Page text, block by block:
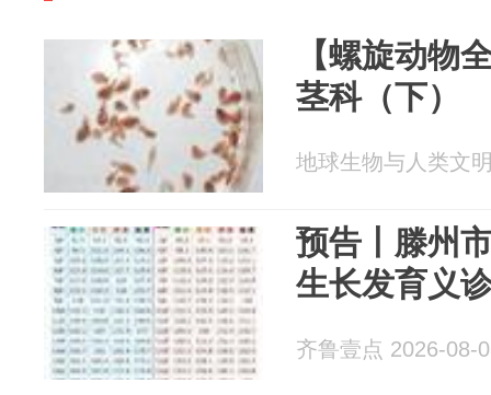
【螺旋动物
茎科（下）
地球生物与人类文
预告丨滕州
生长发育义
齐鲁壹点 2026-08-